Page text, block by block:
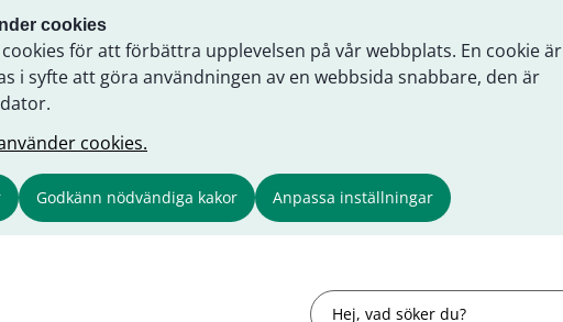
cookies
för att förbättra upplevelsen på vår webbplats. En cookie är
i syfte att göra användningen av en webbsida snabbare, den är
cookies.
Godkänn nödvändiga kakor Anpassa inställningar
Sök